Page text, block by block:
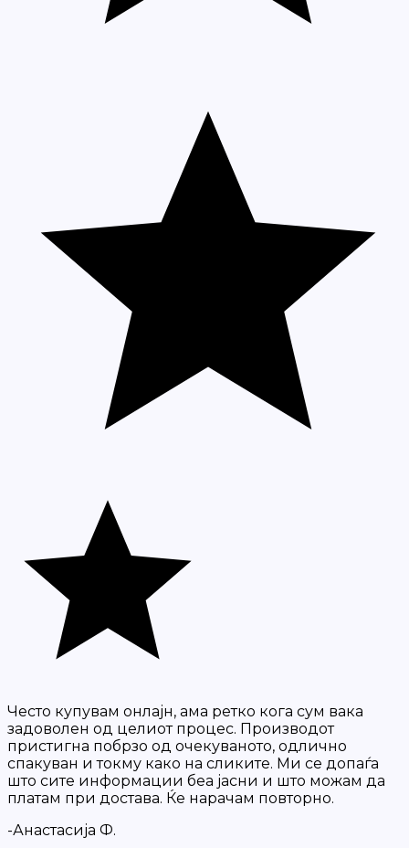
Често купувам онлајн, ама ретко кога сум вака
задоволен од целиот процес. Производот
пристигна побрзо од очекуваното, одлично
спакуван и токму како на сликите. Ми се допаѓа
што сите информации беа јасни и што можам да
платам при достава. Ќе нарачам повторно.
-Анастасија Ф.